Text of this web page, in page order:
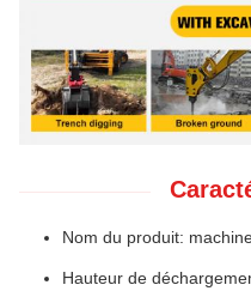
Nom du produit:
Hauteur de